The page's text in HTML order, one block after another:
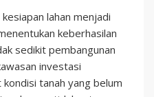
kesiapan lahan menjadi
keberhasilan
sedikit pembangunan
investasi
tanah yang belum